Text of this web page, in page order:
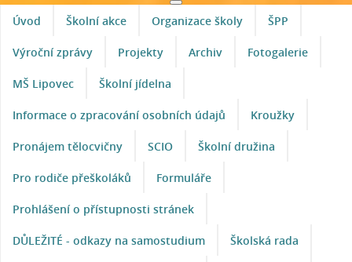
Úvod Školní akce Organizace školy ŠPP
Výroční zprávy Projekty Archiv Fotogalerie
MŠ Lipovec Školní jídelna
Informace o zpracování osobních údajů Kroužky
Pronájem tělocvičny SCIO Školní družina
Pro rodiče přeškoláků Formuláře
Prohlášení o přístupnosti stránek
DŮLEŽITÉ - odkazy na samostudium Školská rada